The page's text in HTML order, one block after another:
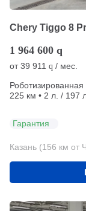
Chery Tiggo 8
1 964 600 q
от39 911 q / мес.
225 км • 2 л. / 197
Гарантия
Казань (156 км от